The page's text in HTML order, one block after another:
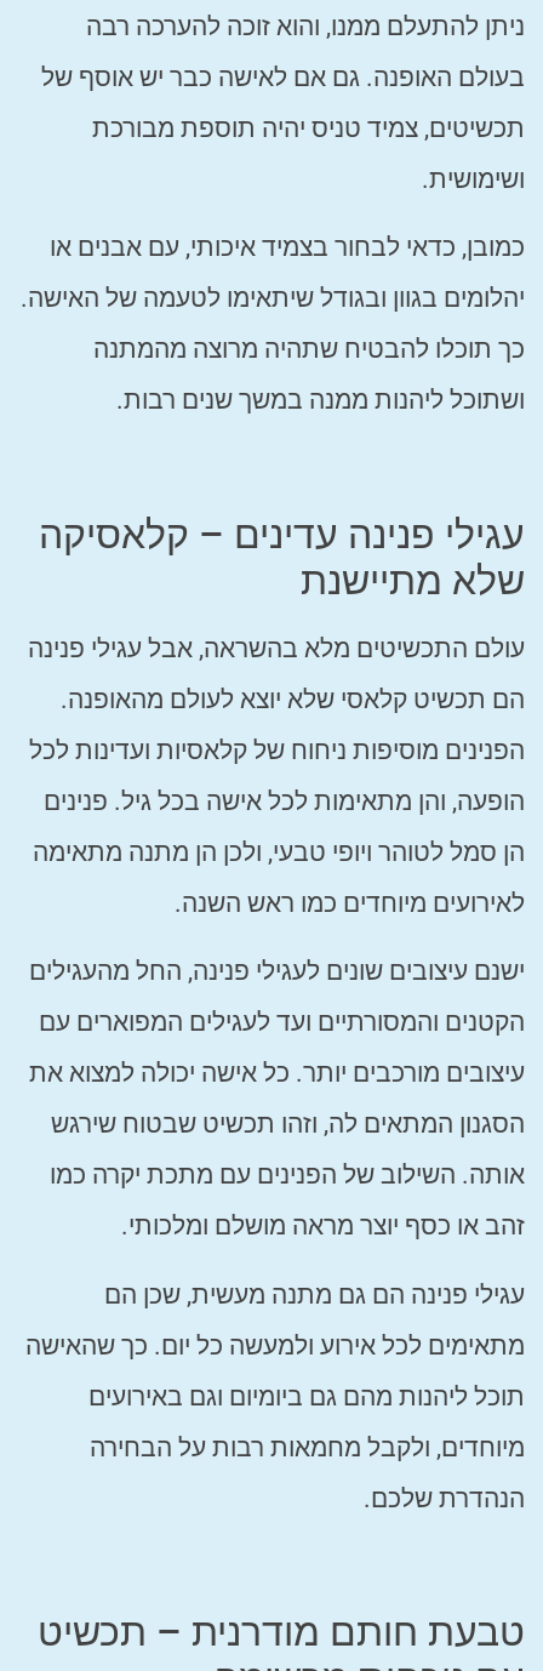
ניתן להתעלם ממנו, והוא זוכה להערכה רבה
בעולם האופנה. גם אם לאישה כבר יש אוסף של
תכשיטים, צמיד טניס יהיה תוספת מבורכת
ושימושית.
כמובן, כדאי לבחור בצמיד איכותי, עם אבנים או
יהלומים בגוון ובגודל שיתאימו לטעמה של האישה.
כך תוכלו להבטיח שתהיה מרוצה מהמתנה
ושתוכל ליהנות ממנה במשך שנים רבות.
עגילי פנינה עדינים – קלאסיקה
שלא מתיישנת
עולם התכשיטים מלא בהשראה, אבל עגילי פנינה
הם תכשיט קלאסי שלא יוצא לעולם מהאופנה.
הפנינים מוסיפות ניחוח של קלאסיות ועדינות לכל
הופעה, והן מתאימות לכל אישה בכל גיל. פנינים
הן סמל לטוהר ויופי טבעי, ולכן הן מתנה מתאימה
לאירועים מיוחדים כמו ראש השנה.
ישנם עיצובים שונים לעגילי פנינה, החל מהעגילים
הקטנים והמסורתיים ועד לעגילים המפוארים עם
עיצובים מורכבים יותר. כל אישה יכולה למצוא את
הסגנון המתאים לה, וזהו תכשיט שבטוח שירגש
אותה. השילוב של הפנינים עם מתכת יקרה כמו
זהב או כסף יוצר מראה מושלם ומלכותי.
עגילי פנינה הם גם מתנה מעשית, שכן הם
מתאימים לכל אירוע ולמעשה כל יום. כך שהאישה
תוכל ליהנות מהם גם ביומיום וגם באירועים
מיוחדים, ולקבל מחמאות רבות על הבחירה
הנהדרת שלכם.
טבעת חותם מודרנית – תכשיט